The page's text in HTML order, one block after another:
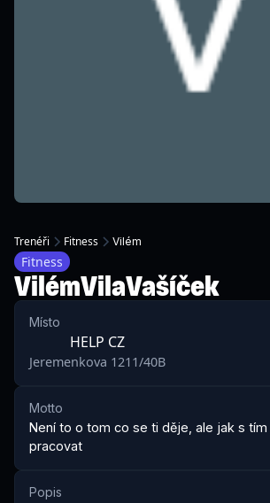
Trenéři Fitness Vilém
Fitness
VilémVilaVašíček
Místo
HELP CZ
Jeremenkova 1211/40B
Motto
Není to o tom co se ti děje, ale jak s
pracovat
Popis